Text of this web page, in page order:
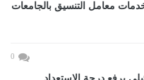
المرحلة الأولى 2026.. خدمات معامل التنسيق بالجامعات
0
يرفع درجة الاستعداد